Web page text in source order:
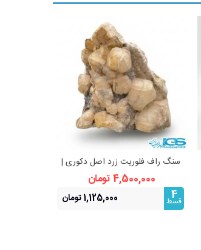
مشاهده بیشتر
سنگ راف فلوریت زرد اصل دکوری |
تعادل، آرامش و درخشندگی
4,500,000 تومان
4
قسط 1,125,000 تومان